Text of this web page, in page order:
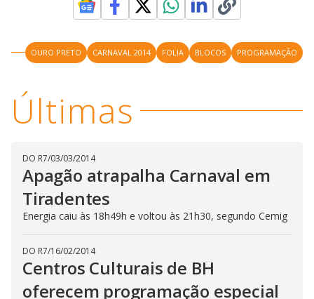
OURO PRETO CARNAVAL 2014 FOLIA BLOCOS PROGRAMAÇÃO
Últimas
DO R7/03/03/2014
Apagão atrapalha Carnaval em
Tiradentes
Energia caiu às 18h49h e voltou às 21h30, segundo Cemig
DO R7/16/02/2014
Centros Culturais de BH
oferecem programação especial